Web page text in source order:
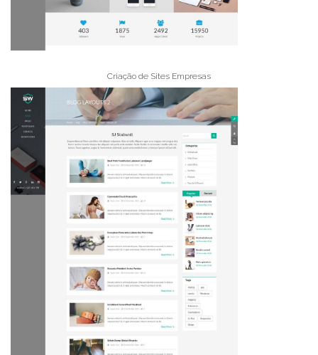
Criação de Sites Empresas